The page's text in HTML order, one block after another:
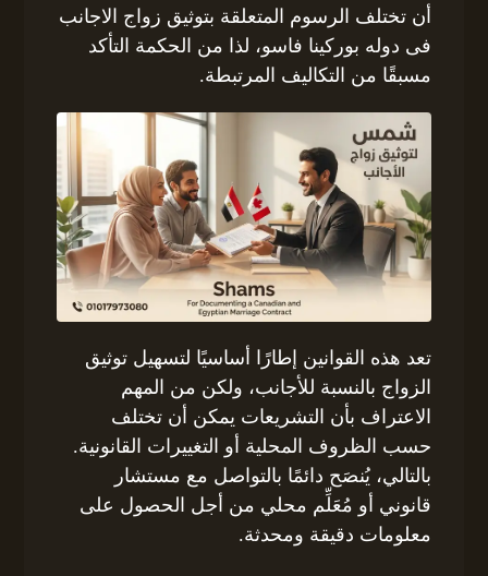
أن تختلف الرسوم المتعلقة بتوثيق زواج الاجانب
فى دوله بوركينا فاسو، لذا من الحكمة التأكد
مسبقًا من التكاليف المرتبطة.
تعد هذه القوانين إطارًا أساسيًا لتسهيل توثيق
الزواج بالنسبة للأجانب، ولكن من المهم
الاعتراف بأن التشريعات يمكن أن تختلف
حسب الظروف المحلية أو التغييرات القانونية.
بالتالي، يُنصَح دائمًا بالتواصل مع مستشار
قانوني أو مُعَلِّم محلي من أجل الحصول على
معلومات دقيقة ومحدثة.